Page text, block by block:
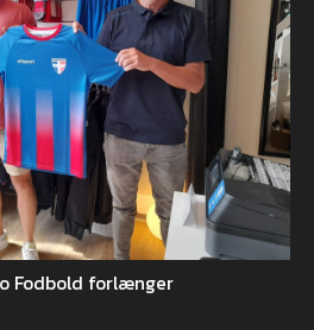
Fodbold forlænger